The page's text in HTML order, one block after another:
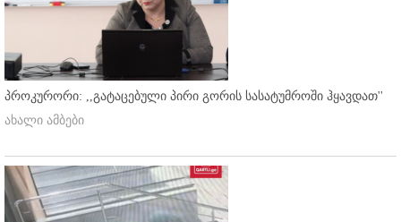
პროკურორი: ,,გატაცებული პირი გორის სასატუმროში ჰყავდათ''
ახალი ამბები